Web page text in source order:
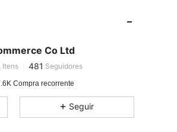
Co Ltd
Itens 481 Seguidores
481
Compra recorrente
Seguir